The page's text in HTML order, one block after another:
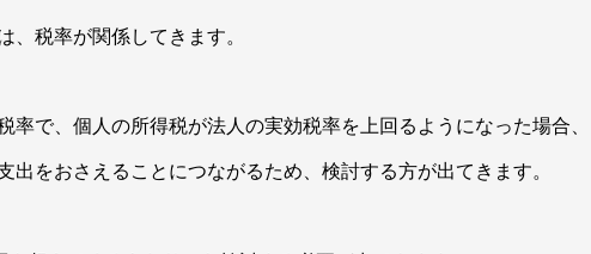
税率が関係してきます。
率で、個人の所得税が法人の実効税率を上回るようになった場合、
をおさえることにつながるため、検討する方が出てきます。